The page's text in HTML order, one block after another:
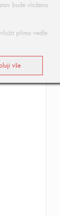
bude vložena
přímo vedle